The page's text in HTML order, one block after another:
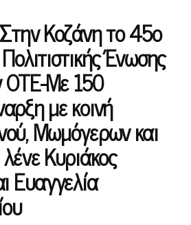
Κοζάνη το 45ο
Ένωσης
ΟΤΕ-Με 150
με κοινή
Μωμόγερων και
Κυριάκος
Ευαγγελία